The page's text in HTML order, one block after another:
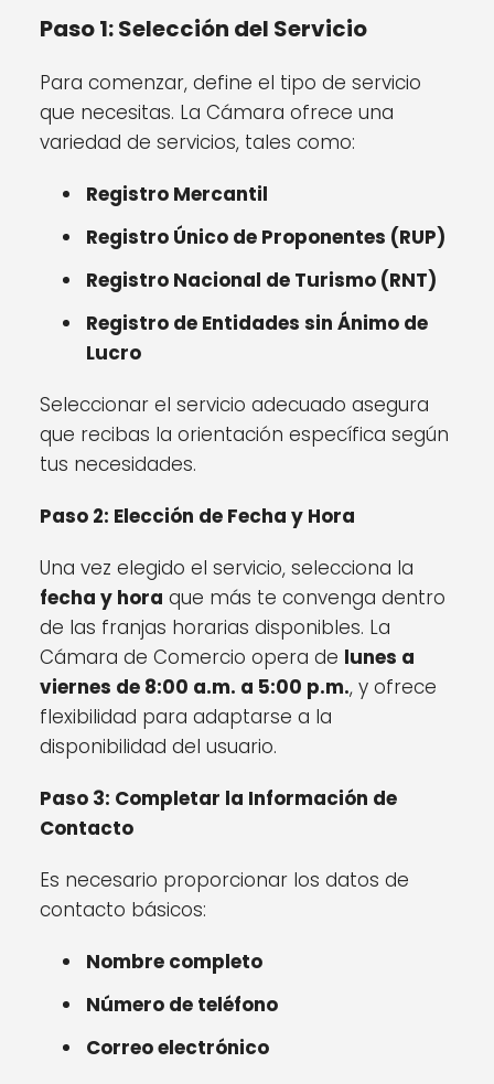
Paso 1: Selección del Servicio
Para comenzar, define el tipo de servicio
que necesitas. La Cámara ofrece una
variedad de servicios, tales como:
Registro Mercantil
Registro Único de Proponentes (RUP)
Registro Nacional de Turismo (RNT)
Registro de Entidades sin Ánimo de
Lucro
Seleccionar el servicio adecuado asegura
que recibas la orientación específica según
tus necesidades.
Paso 2: Elección de Fecha y Hora
Una vez elegido el servicio, selecciona la
fecha y hora que más te convenga dentro
de las franjas horarias disponibles. La
Cámara de Comercio opera de lunes a
viernes de 8:00 a.m. a 5:00 p.m., y ofrece
flexibilidad para adaptarse a la
disponibilidad del usuario.
Paso 3: Completar la Información de
Contacto
Es necesario proporcionar los datos de
contacto básicos:
Nombre completo
Número de teléfono
Correo electrónico